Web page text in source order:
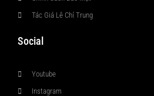
Tác Giả Lê Chí Trung
Social
Youtube
Instagram